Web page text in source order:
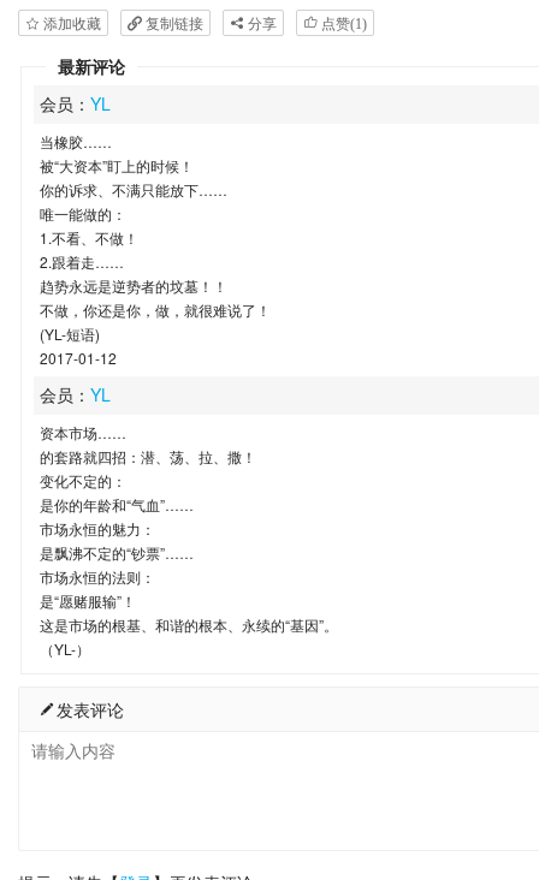
添加收藏 复制链接 分享 点赞(1 )
最新评论
会员： YL
当橡胶……
被“大资本”盯上的时候！
你的诉求、不满只能放下……
唯一能做的：
1.不看、不做！
2.跟着走……
趋势永远是逆势者的坟墓！！
不做，你还是你，做，就很难说了！
(YL-短语)
2017-01-12
会员： YL
资本市场……
的套路就四招：潜、荡、拉、撒！
变化不定的：
是你的年龄和“气血”……
市场永恒的魅力：
是飘沸不定的“钞票”……
市场永恒的法则：
是“愿赌服输”！
这是市场的根基、和谐的根本、永续的“基因”。
（YL-）
发表评论